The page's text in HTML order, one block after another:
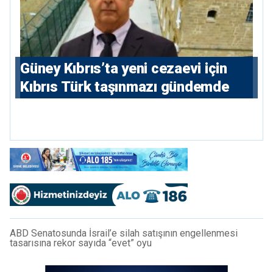
Güney Kıbrıs’ta yeni cezaevi için
Kıbrıs Türk taşınmazı gündemde
ABD Senatosunda İsrail’e silah satışının engellenmesi
tasarısına rekor sayıda “evet” oyu